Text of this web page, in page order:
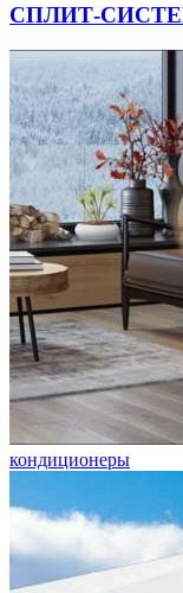
СПЛИТ-
кондиционеры